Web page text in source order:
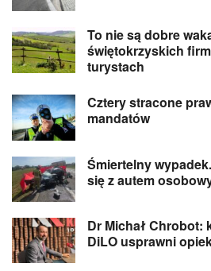
To nie są dobre
świętokrzyskich
turystach
Cztery stracone
mandatów
Śmiertelny
się z autem
Dr Michał Chrobot:
DiLO usprawni